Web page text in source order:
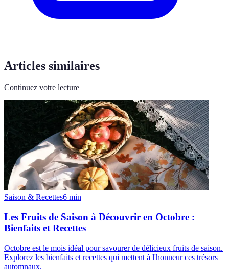
Articles similaires
Continuez votre lecture
Saison & Recettes6 min
Les Fruits de Saison à Découvrir en Octobre :
Bienfaits et Recettes
Octobre est le mois idéal pour savourer de délicieux fruits de saison.
Explorez les bienfaits et recettes qui mettent à l'honneur ces trésors
automnaux.